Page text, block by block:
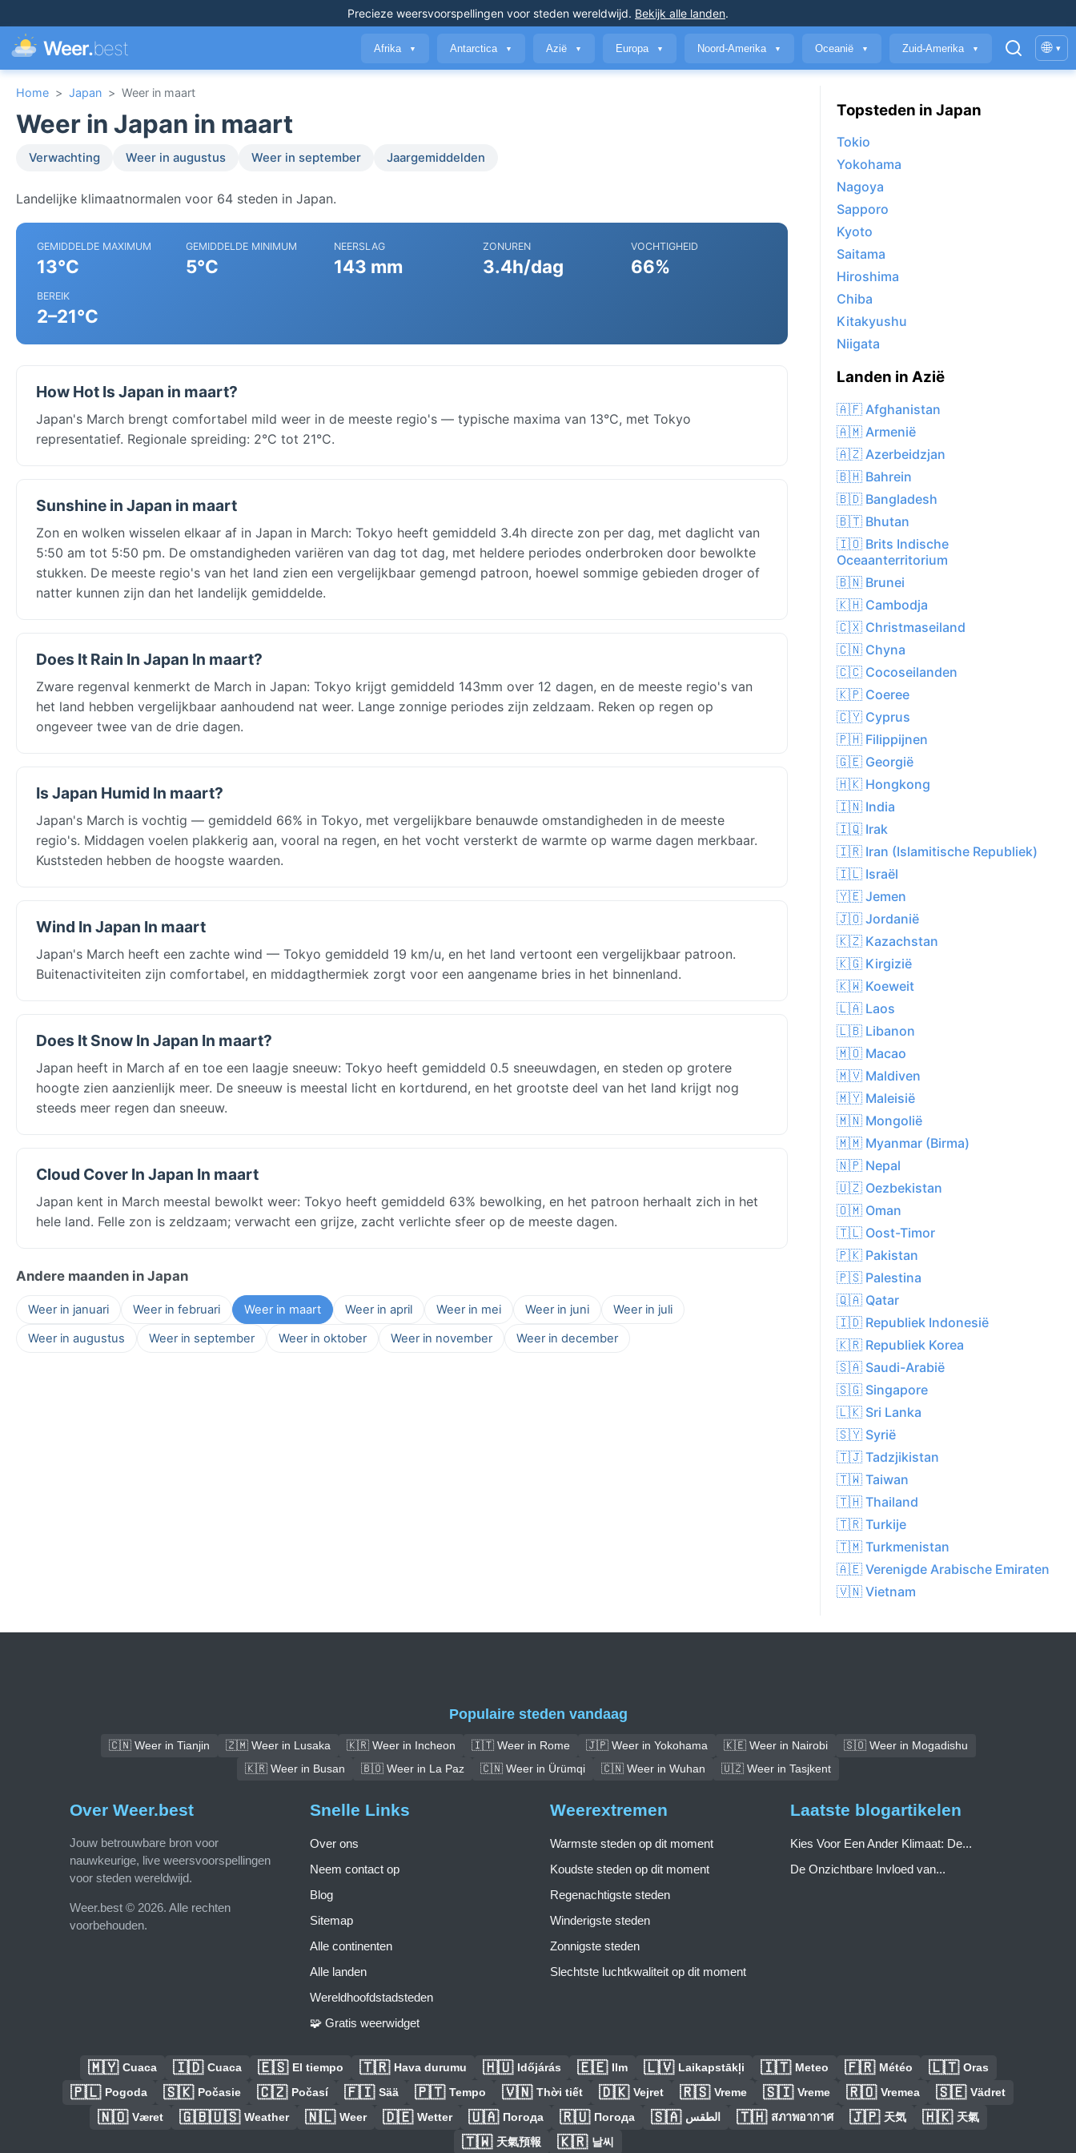
Precieze weersvoorspellingen voor steden wereldwijd. Bekijk alle landen.
Weer.best Afrika ▼ Antarctica ▼ Azië ▼ Europa ▼ Noord-Amerika ▼ Oceanië ▼ Zuid-Amerika ▼ 🌐 ▾
Home > Japan > Weer in maart
Weer in Japan in maart
Verwachting Weer in augustus Weer in september Jaargemiddelden
Landelijke klimaatnormalen voor 64 steden in Japan.
GEMIDDELDE MAXIMUM
13°C
GEMIDDELDE MINIMUM
5°C
NEERSLAG
143 mm
ZONUREN
3.4h/dag
VOCHTIGHEID
66%
BEREIK
2–21°C
How Hot Is Japan in maart?
Japan's March brengt comfortabel mild weer in de meeste regio's — typische maxima van 13°C, met Tokyo
representatief. Regionale spreiding: 2°C tot 21°C.
Sunshine in Japan in maart
Zon en wolken wisselen elkaar af in Japan in March: Tokyo heeft gemiddeld 3.4h directe zon per dag, met daglicht van
5:50 am tot 5:50 pm. De omstandigheden variëren van dag tot dag, met heldere periodes onderbroken door bewolkte
stukken. De meeste regio's van het land zien een vergelijkbaar gemengd patroon, hoewel sommige gebieden droger of
natter kunnen zijn dan het landelijk gemiddelde.
Does It Rain In Japan In maart?
Zware regenval kenmerkt de March in Japan: Tokyo krijgt gemiddeld 143mm over 12 dagen, en de meeste regio's van
het land hebben vergelijkbaar aanhoudend nat weer. Lange zonnige periodes zijn zeldzaam. Reken op regen op
ongeveer twee van de drie dagen.
Is Japan Humid In maart?
Japan's March is vochtig — gemiddeld 66% in Tokyo, met vergelijkbare benauwde omstandigheden in de meeste
regio's. Middagen voelen plakkerig aan, vooral na regen, en het vocht versterkt de warmte op warme dagen merkbaar.
Kuststeden hebben de hoogste waarden.
Wind In Japan In maart
Japan's March heeft een zachte wind — Tokyo gemiddeld 19 km/u, en het land vertoont een vergelijkbaar patroon.
Buitenactiviteiten zijn comfortabel, en middagthermiek zorgt voor een aangename bries in het binnenland.
Does It Snow In Japan In maart?
Japan heeft in March af en toe een laagje sneeuw: Tokyo heeft gemiddeld 0.5 sneeuwdagen, en steden op grotere
hoogte zien aanzienlijk meer. De sneeuw is meestal licht en kortdurend, en het grootste deel van het land krijgt nog
steeds meer regen dan sneeuw.
Cloud Cover In Japan In maart
Japan kent in March meestal bewolkt weer: Tokyo heeft gemiddeld 63% bewolking, en het patroon herhaalt zich in het
hele land. Felle zon is zeldzaam; verwacht een grijze, zacht verlichte sfeer op de meeste dagen.
Andere maanden in Japan
Weer in januari Weer in februari Weer in maart Weer in april Weer in mei Weer in juni
Weer in juli
Weer in augustus
Weer in september Weer in oktober Weer in november Weer in december
Topsteden in Japan
Tokio
Yokohama
Nagoya
Sapporo
Kyoto
Saitama
Hiroshima
Chiba
Kitakyushu
Niigata
Landen in Azië
🇦🇫 Afghanistan
🇦🇲 Armenië
🇦🇿 Azerbeidzjan
🇧🇭 Bahrein
🇧🇩 Bangladesh
🇧🇹 Bhutan
🇮🇴 Brits Indische
Oceaanterritorium
🇧🇳 Brunei
🇰🇭 Cambodja
🇨🇽 Christmaseiland
🇨🇳 Chyna
🇨🇨 Cocoseilanden
🇰🇵 Coeree
🇨🇾 Cyprus
🇵🇭 Filippijnen
🇬🇪 Georgië
🇭🇰 Hongkong
🇮🇳 India
🇮🇶 Irak
🇮🇷 Iran (Islamitische Republiek)
🇮🇱 Israël
🇾🇪 Jemen
🇯🇴 Jordanië
🇰🇿 Kazachstan
🇰🇬 Kirgizië
🇰🇼 Koeweit
🇱🇦 Laos
🇱🇧 Libanon
🇲🇴 Macao
🇲🇻 Maldiven
🇲🇾 Maleisië
🇲🇳 Mongolië
🇲🇲 Myanmar (Birma)
🇳🇵 Nepal
🇺🇿 Oezbekistan
🇴🇲 Oman
🇹🇱 Oost-Timor
🇵🇰 Pakistan
🇵🇸 Palestina
🇶🇦 Qatar
🇮🇩 Republiek Indonesië
🇰🇷 Republiek Korea
🇸🇦 Saudi-Arabië
🇸🇬 Singapore
🇱🇰 Sri Lanka
🇸🇾 Syrië
🇹🇯 Tadzjikistan
🇹🇼 Taiwan
🇹🇭 Thailand
🇹🇷 Turkije
🇹🇲 Turkmenistan
🇦🇪 Verenigde Arabische Emiraten
🇻🇳 Vietnam
Populaire steden vandaag
🇨🇳 Weer in Tianjin 🇿🇲 Weer in Lusaka 🇰🇷 Weer in Incheon 🇮🇹 Weer in Rome 🇯🇵 Weer in Yokohama 🇰🇪 Weer in Nairobi
🇸🇴 Weer in Mogadishu
🇰🇷 Weer in Busan
🇧🇴 Weer in La Paz 🇨🇳 Weer in Ürümqi 🇨🇳 Weer in Wuhan 🇺🇿 Weer in Tasjkent
Over Weer.best
Jouw betrouwbare bron voor
nauwkeurige, live weersvoorspellingen
voor steden wereldwijd.
Weer.best © 2026. Alle rechten
voorbehouden.
Snelle Links
Over ons
Neem contact op
Blog
Sitemap
Alle continenten
Alle landen
Wereldhoofdstadsteden
🧩 Gratis weerwidget
Weerextremen
Warmste steden op dit moment
Koudste steden op dit moment
Regenachtigste steden
Winderigste steden
Zonnigste steden
Slechtste luchtkwaliteit op dit moment
Laatste blogartikelen
Kies Voor Een Ander Klimaat: De...
De Onzichtbare Invloed van...
🇲🇾 Cuaca 🇮🇩 Cuaca 🇪🇸 El tiempo 🇹🇷 Hava durumu 🇭🇺 Időjárás 🇪🇪 Ilm 🇱🇻 Laikapstākļi 🇮🇹 Meteo 🇫🇷 Météo 🇱🇹 Oras
🇵🇱 Pogoda 🇸🇰 Počasie 🇨🇿 Počasí 🇫🇮 Sää 🇵🇹 Tempo 🇻🇳 Thời tiết 🇩🇰 Vejret 🇷🇸 Vreme 🇸🇮 Vreme 🇷🇴 Vremea 🇸🇪 Vädret
🇳🇴 Været 🇬🇧🇺🇸 Weather 🇳🇱 Weer 🇩🇪 Wetter 🇺🇦 Погода 🇷🇺 Погода 🇸🇦 الطقس 🇹🇭 สภาพอากาศ 🇯🇵 天気 🇭🇰 天氣
🇹🇼 天氣預報 🇰🇷 날씨